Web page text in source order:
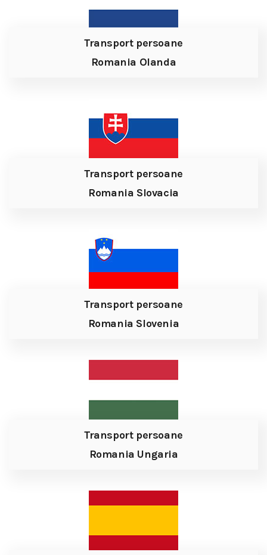
Transport persoane
Romania Olanda
Transport persoane
Romania Slovacia
Transport persoane
Romania Slovenia
Transport persoane
Romania Ungaria